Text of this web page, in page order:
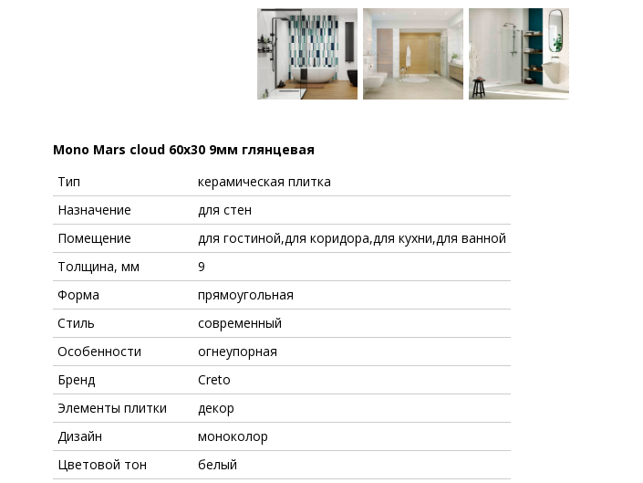
Mono Mars cloud 60x30 9мм глянцевая
Тип
керамическая плитка
Назначение
для стен
Помещение
для гостиной,для коридора,для кухни,для ванной
Толщина, мм
9
Форма
прямоугольная
Стиль
современный
Особенности
огнеупорная
Бренд
Creto
Элементы плитки
декор
Дизайн
моноколор
Цветовой тон
белый